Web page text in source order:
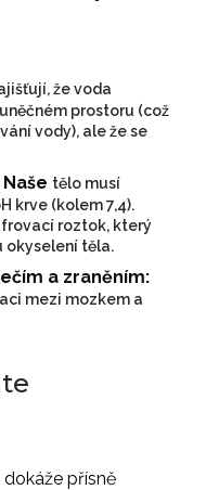
že voda
prostoru (což
vody), ale že se
tělo musí
krve (kolem 7,4).
roztok, který
okyselení těla.
a zraněním:
mezi mozkem a
přísně